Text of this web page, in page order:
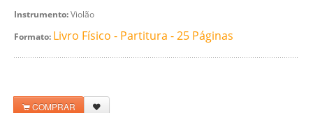
Instrumento:Violão
Formato: Livro Físico - Partitura - 25 Páginas
COMPRAR